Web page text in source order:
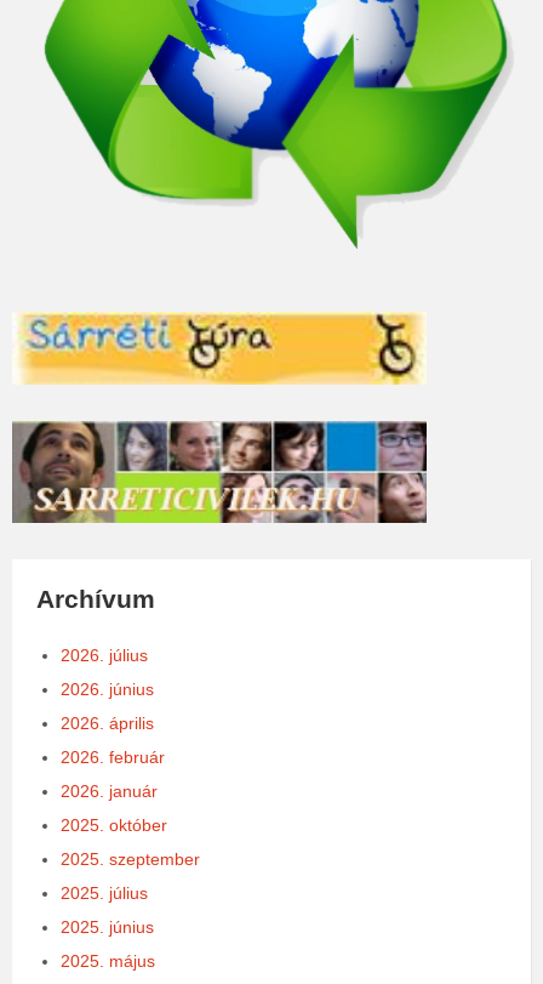
Archívum
2026. július
2026. június
2026. április
2026. február
2026. január
2025. október
2025. szeptember
2025. július
2025. június
2025. május